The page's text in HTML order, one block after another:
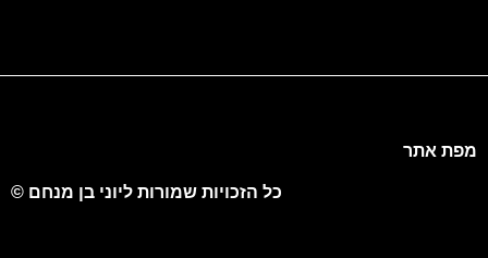
מפת אתר
כל הזכויות שמורות ליוני בן מנחם ©